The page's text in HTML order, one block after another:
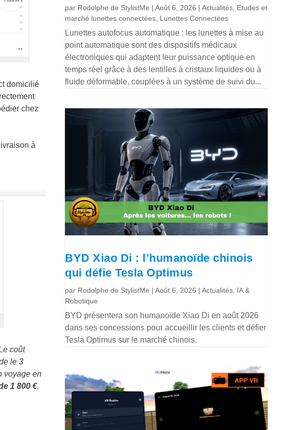
domicilié
chez
à
coût
le 3
voyage en
1 800 €.
par Rodolphe de StylistMe |Août 6, 2026 |Actualités Etudes et
marché lunettes connectées Lunettes Connectées
Lunettes autofocus automatique : les lunettes à mise au
point automatique sont des dispositifs médicaux
électroniques qui adaptent leur puissance optique en
temps réel grâce à des lentilles à cristaux liquides ou à
fluide déformable, couplées à un système de suivi du...
BYD Xiao Di : l’humanoïde chinois
qui défie Tesla Optimus
par Rodolphe de StylistMe |Août 6, 2026 |Actualités IA &
Robotique
BYD présentera son humanoïde Xiao Di en août 2026
dans ses concessions pour accueillir les clients et défier
Tesla Optimus sur le marché chinois.